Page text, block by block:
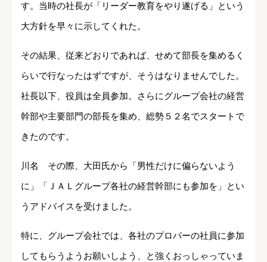
す。当時の社長が「リーダー教育をやり遂げる」という
大方針を早々に示してくれた。
その結果、従来どおりであれば、せめて部長を集めるく
らいで行なったはずですが、そうはなりませんでした。
社長以下、役員は全員参加。さらにグループ会社の経営
幹部や主要部門の部長を集め、総勢５２名でスタートで
きたのです。
川名 その際、大田氏から「男性だけに偏らないよう
に」「ＪＡＬグループ各社の経営幹部にも参加を」とい
うアドバイスを受けました。
特に、グループ会社では、各社のプロパーの社員に参加
してもらうようお願いしよう、と強くおっしゃっていま